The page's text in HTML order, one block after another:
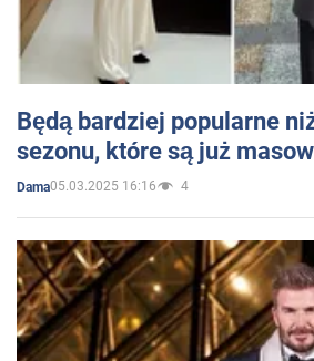
Będą bardziej popularne
sezonu, które są już
Dama05.03.2025 16:16 4